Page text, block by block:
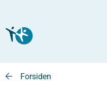
Forsiden